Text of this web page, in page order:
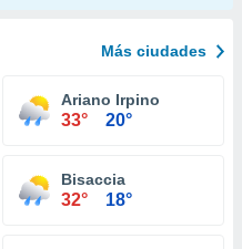
Más ciudades
Ariano Irpino
33° 20°
Bisaccia
32° 18°